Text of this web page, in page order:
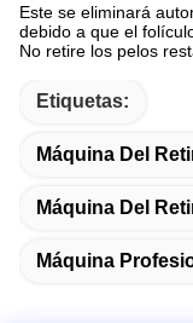
Este se eliminará
debido a que el
No retire los pelos
Etiquetas:
Máquina Del
Máquina Del
Máquina